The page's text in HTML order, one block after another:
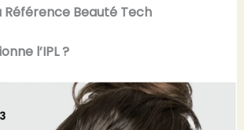
Référence Beauté Tech
l’IPL ?